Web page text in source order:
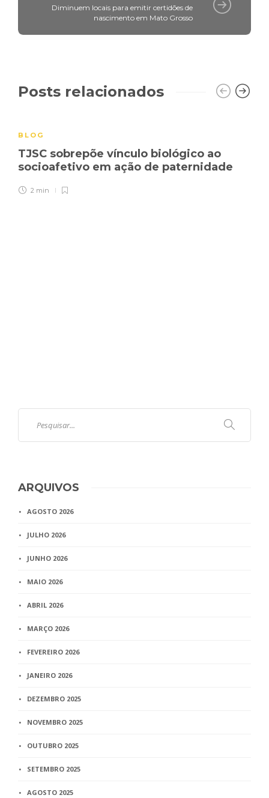
Diminuem locais para emitir certidões de
nascimento em Mato Grosso
Posts relacionados
BLOG
TJSC sobrepõe vínculo biológico ao
socioafetivo em ação de paternidade
2 min
ARQUIVOS
AGOSTO 2026
JULHO 2026
JUNHO 2026
MAIO 2026
ABRIL 2026
MARÇO 2026
FEVEREIRO 2026
JANEIRO 2026
DEZEMBRO 2025
NOVEMBRO 2025
OUTUBRO 2025
SETEMBRO 2025
AGOSTO 2025